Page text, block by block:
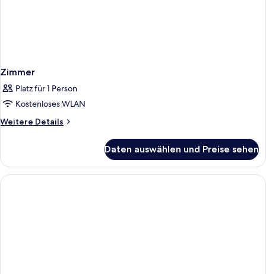
Zimmer
Platz für 1 Person
Kostenloses WLAN
Weitere Details
Weitere
Daten auswählen und Preise sehen